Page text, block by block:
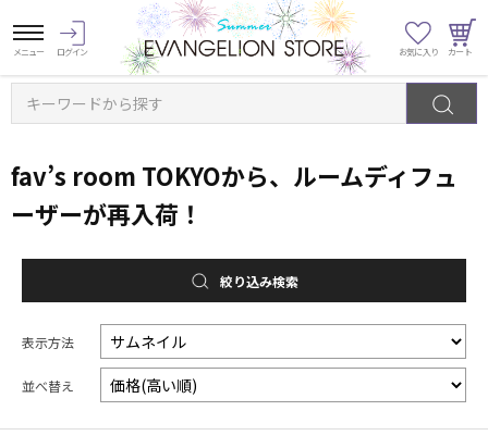
キーワードから探す
fav’s room TOKYOから、ルームディフュ
ーザーが再入荷！
絞り込み検索
表示方法
並べ替え